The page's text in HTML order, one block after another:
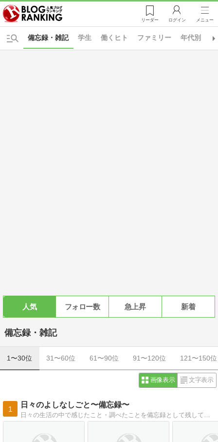
リーダー ログイン メニュー
学生 働くヒト ファミリー 年代別
備忘録・雑記
人気 フォロー数 急上昇 新着
備忘録・雑記
1〜30位 31〜60位 61〜90位 91〜120位 121〜150位
画像表示 文字表示
1
日々のよしなしごと〜備忘録〜